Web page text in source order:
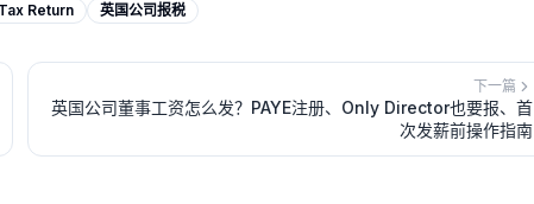
Return 英国公司报税
下一篇
英国公司董事工资怎么发？PAYE注册、Only Director也要报、首
次发薪前操作指南